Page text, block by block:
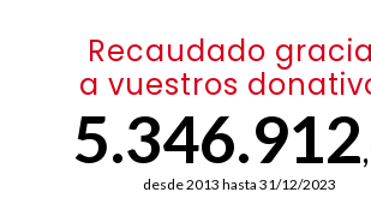
Recaudado
a vuestros
5.346.912
desde 2013 hasta 31/12/2023